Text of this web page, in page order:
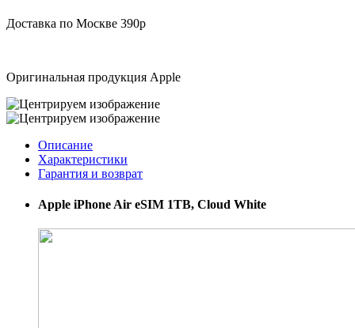
Доставка по Москве 390р
Оригинальная продукция Apple
Описание
Характеристики
Гарантия и возврат
Apple iPhone Air eSIM 1TB, Cloud White